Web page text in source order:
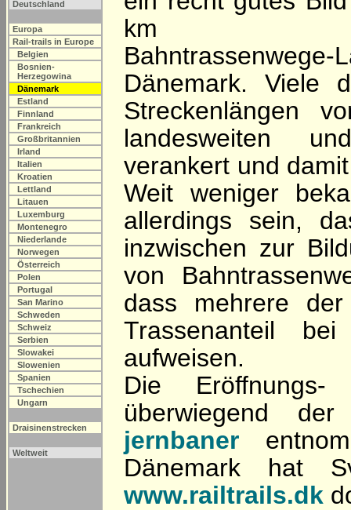
Deutschland
Europa
Rail-trails in Europe
Belgien
Bosnien-
Herzegowina
Dänemark
Estland
Finnland
Frankreich
Großbritannien
Irland
Italien
Kroatien
Lettland
Litauen
Luxemburg
Montenegro
Niederlande
Norwegen
Österreich
Polen
Portugal
San Marino
Schweden
Schweiz
Serbien
Slowakei
Slowenien
Spanien
Tschechien
Ungarn
Draisinenstrecken
Weltweit
km
Dänemark. Viele
Streckenlängen
landesweiten
verankert und
Weit weniger
allerdings sein,
inzwischen zur
von
dass mehrere
Trassenanteil
aufweisen.
Die Eröffnungs-
überwiegend
jernbaner
Dänemark hat
www.railtrails.dk